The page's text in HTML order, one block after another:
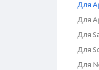
Для
Для
Для
Для
Для